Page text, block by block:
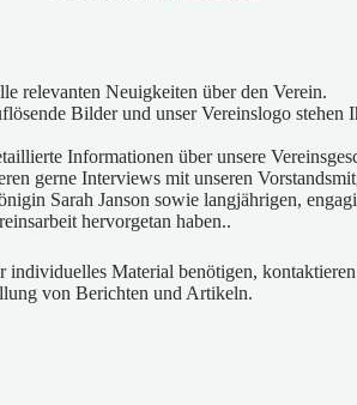
bei
der
2026
relevanten Neuigkeiten über den Verein.
Bilder und unser Vereinslogo stehen
Informationen über unsere
gerne Interviews mit unseren
Sarah Janson sowie langjährigen,
hervorgetan haben..
individuelles Material benötigen,
von Berichten und Artikeln.